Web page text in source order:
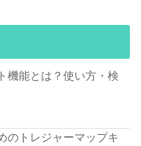
機能とは？使い方・検
のトレジャーマップキ